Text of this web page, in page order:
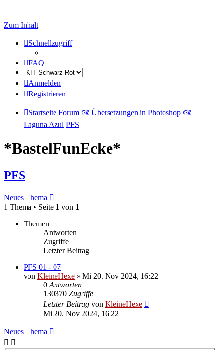
Zum Inhalt
Schnellzugriff
FAQ
Anmelden
Registrieren
Startseite Forum 🙧 Übersetzungen in Photoshop 🙧
Laguna Azul PFS
*BastelFunEcke*
PFS
Neues Thema
1 Thema • Seite 1 von 1
Themen
Antworten
Zugriffe
Letzter Beitrag
PFS 01 - 07
von KleineHexe » Mi 20. Nov 2024, 16:22
0 Antworten
130370 Zugriffe
Letzter Beitrag von KleineHexe
Mi 20. Nov 2024, 16:22
Neues Thema